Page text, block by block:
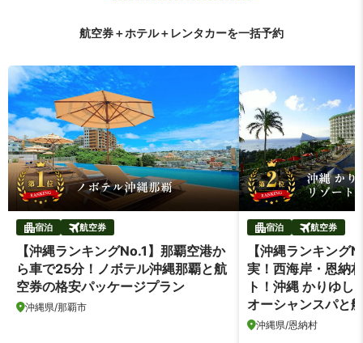
航空券＋ホテル＋レンタカーを一括予約
宿泊 航空券
【沖縄ランキングNo.1】那覇空港か
ら車で25分！ノボテル沖縄那覇と航
空券の格安パッケージプラン
沖縄県/那覇市
宿泊 航空券
【沖縄ランキング
実！西海岸・恩納
ト！沖縄 かりゆし
オーシャンスパと
ケージプラン
沖縄県/恩納村